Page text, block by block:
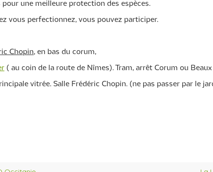
une meilleure protection des espèces.
vous perfectionnez, vous pouvez participer.
Chopin, en bas du corum,
( au coin de la route de Nîmes). Tram, arrêt Corum ou
vitrée. Salle Frédéric Chopin. (ne pas passer par le